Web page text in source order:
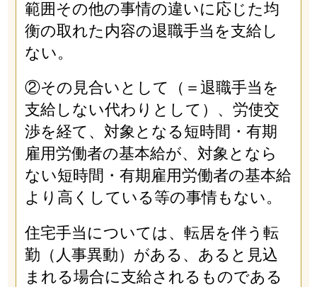
範囲その他の事情の違いに応じた均
衡の取れた内容の退職手当を支給し
ない。
②その見合いとして（＝退職手当を
支給しない代わりとして）、労使交
渉を経て、対象となる短時間・有期
雇用労働者の基本給が、対象となら
ない短時間・有期雇用労働者の基本給
より高くしている等の事情もない。
住宅手当については、転居を伴う転
勤（人事異動）がある、あると見込
まれる場合に支給されるものである